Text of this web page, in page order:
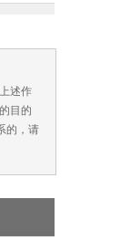
述作
目的
的，请